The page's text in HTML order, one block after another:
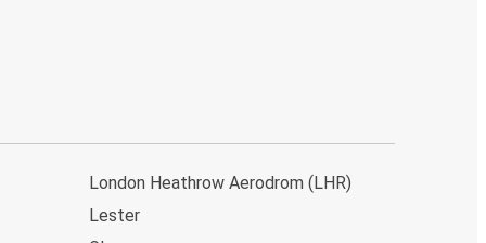
London Heathrow Aerodrom (LHR)
Lester